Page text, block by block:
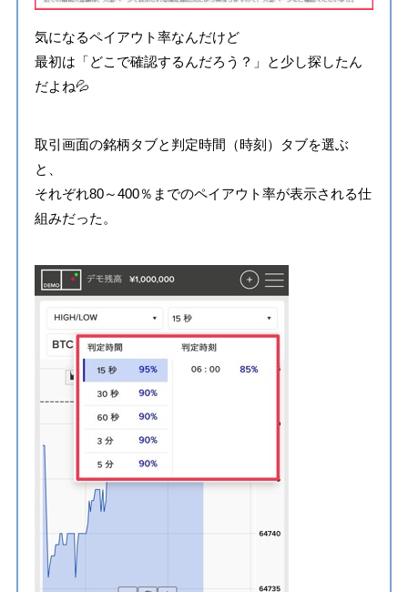
気になるペイアウト率なんだけど
最初は「どこで確認するんだろう？」と少し探したん
だよね💦
取引画面の銘柄タブと判定時間（時刻）タブを選ぶ
と、
それぞれ80～400％までのペイアウト率が表示される仕
組みだった。